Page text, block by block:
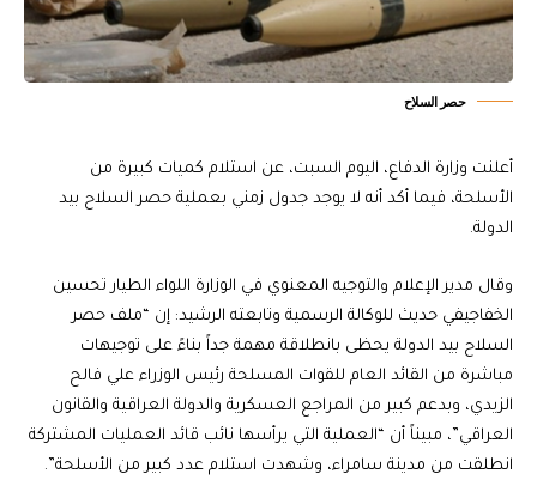
حصر السلاح
أعلنت وزارة الدفاع، اليوم السبت، عن استلام كميات كبيرة من
الأسلحة، فيما أكد أنه لا يوجد جدول زمني بعملية حصر السلاح بيد
الدولة.
وقال مدير الإعلام والتوجيه المعنوي في الوزارة اللواء الطيار تحسين
الخفاجيفي حديث للوكالة الرسمية وتابعته الرشيد: إن “ملف حصر
السلاح بيد الدولة يحظى بانطلاقة مهمة جداً بناءً على توجيهات
مباشرة من القائد العام للقوات المسلحة رئيس الوزراء علي فالح
الزيدي، وبدعم كبير من المراجع العسكرية والدولة العراقية والقانون
العراقي”، مبيناً أن “العملية التي يرأسها نائب قائد العمليات المشتركة
انطلقت من مدينة سامراء، وشهدت استلام عدد كبير من الأسلحة”.